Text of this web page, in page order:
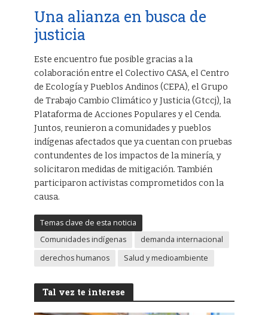
Una alianza en busca de
justicia
Este encuentro fue posible gracias a la
colaboración entre el Colectivo CASA, el Centro
de Ecología y Pueblos Andinos (CEPA), el Grupo
de Trabajo Cambio Climático y Justicia (Gtccj), la
Plataforma de Acciones Populares y el Cenda.
Juntos, reunieron a comunidades y pueblos
indígenas afectados que ya cuentan con pruebas
contundentes de los impactos de la minería, y
solicitaron medidas de mitigación. También
participaron activistas comprometidos con la
causa.
Temas clave de esta noticia
Comunidades indígenas
demanda internacional
derechos humanos
Salud y medioambiente
Tal vez te interese